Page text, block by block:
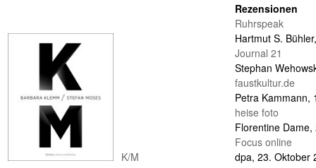
K/M
Rezensionen
Ruhrspeak
Hartmut S.
Journal 21
Stephan
faustkultur.de
Petra Kammann,
heise foto
Florentine Dame,
Focus online
dpa, 23. Oktober